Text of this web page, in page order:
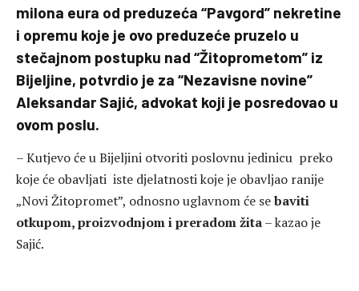
milona eura od preduzeća “Pavgord” nekretine
i opremu koje je ovo preduzeće pruzelo u
stečajnom postupku nad “Žitoprometom” iz
Bijeljine, potvrdio je za “Nezavisne novine”
Aleksandar Sajić, advokat koji je posredovao u
ovom poslu.
– Kutjevo će u Bijeljini otvoriti poslovnu jedinicu preko
koje će obavljati iste djelatnosti koje je obavljao ranije
„Novi Žitopromet”, odnosno uglavnom će sebaviti
otkupom, proizvodnjom i preradom žita– kazao je
Sajić.